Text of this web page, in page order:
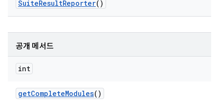
SuiteResultReporter()
공개 메서드
int
getCompleteModules()